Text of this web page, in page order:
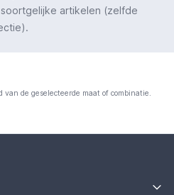
artikelen (zelfde
de geselecteerde maat of combinatie.